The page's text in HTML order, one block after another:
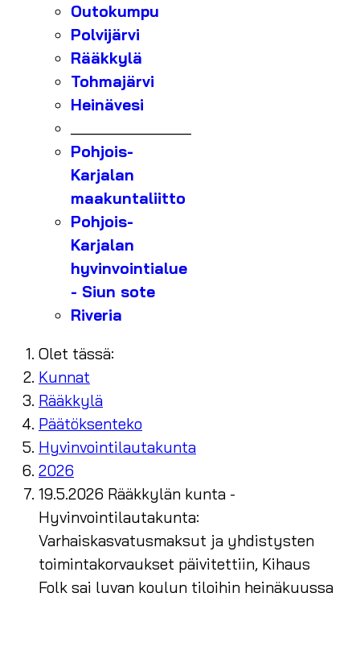
Outokumpu
Polvijärvi
Rääkkylä
Tohmajärvi
Heinävesi
Pohjois-
Karjalan
maakuntaliitto
Pohjois-
Karjalan
hyvinvointialue
- Siun sote
Riveria
Olet tässä:
Kunnat
Rääkkylä
Päätöksenteko
Hyvinvointilautakunta
2026
19.5.2026 Rääkkylän kunta -
Hyvinvointilautakunta:
Varhaiskasvatusmaksut ja yhdistysten
toimintakorvaukset päivitettiin, Kihaus
Folk sai luvan koulun tiloihin heinäkuussa